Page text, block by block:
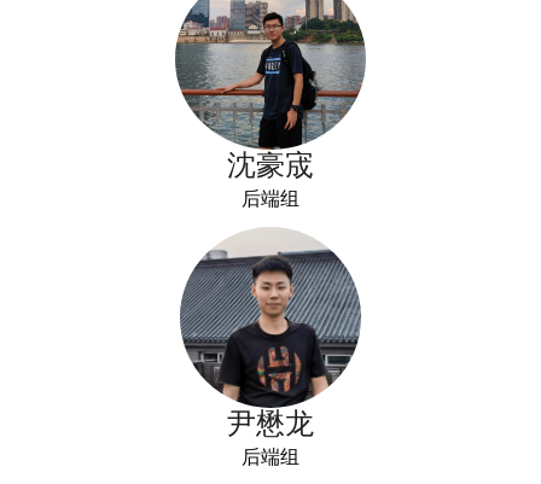
沈豪宬
后端组
尹懋龙
后端组